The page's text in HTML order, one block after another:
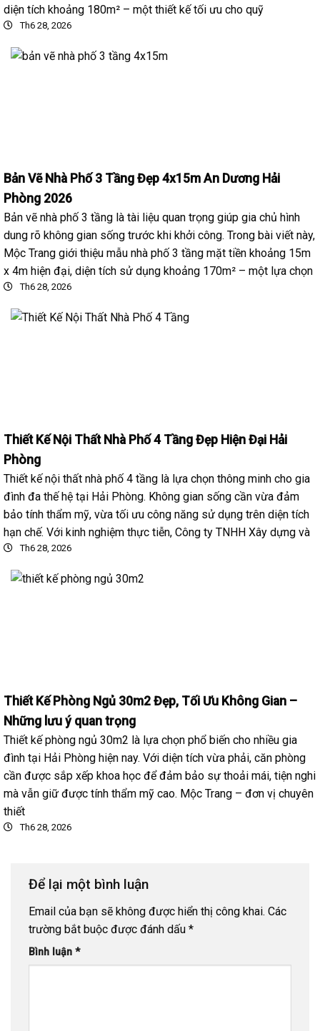
diện tích khoảng 180m² – một thiết kế tối ưu cho quỹ
Th6 28, 2026
Bản Vẽ Nhà Phố 3 Tầng Đẹp 4x15m An Dương Hải
Phòng 2026
Bản vẽ nhà phố 3 tầng là tài liệu quan trọng giúp gia chủ hình
dung rõ không gian sống trước khi khởi công. Trong bài viết này,
Mộc Trang giới thiệu mẫu nhà phố 3 tầng mặt tiền khoảng 15m
x 4m hiện đại, diện tích sử dụng khoảng 170m² – một lựa chọn
Th6 28, 2026
Thiết Kế Nội Thất Nhà Phố 4 Tầng Đẹp Hiện Đại Hải
Phòng
Thiết kế nội thất nhà phố 4 tầng là lựa chọn thông minh cho gia
đình đa thế hệ tại Hải Phòng. Không gian sống cần vừa đảm
bảo tính thẩm mỹ, vừa tối ưu công năng sử dụng trên diện tích
hạn chế. Với kinh nghiệm thực tiễn, Công ty TNHH Xây dựng và
Th6 28, 2026
Thiết Kế Phòng Ngủ 30m2 Đẹp, Tối Ưu Không Gian –
Những lưu ý quan trọng
Thiết kế phòng ngủ 30m2 là lựa chọn phổ biến cho nhiều gia
đình tại Hải Phòng hiện nay. Với diện tích vừa phải, căn phòng
cần được sắp xếp khoa học để đảm bảo sự thoải mái, tiện nghi
mà vẫn giữ được tính thẩm mỹ cao. Mộc Trang – đơn vị chuyên
thiết
Th6 28, 2026
Để lại một bình luận
Email của bạn sẽ không được hiển thị công khai. Các
trường bắt buộc được đánh dấu *
Bình luận *